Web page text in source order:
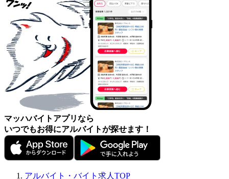
マッハバイトアプリなら
いつでもお得にアルバイトが探せます！
アルバイト・バイト求人TOP